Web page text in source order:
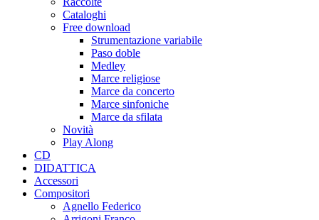
Cataloghi
Free download
Strumentazione variabile
Paso doble
Medley
Marce religiose
Marce da concerto
Marce sinfoniche
Marce da sfilata
Novità
Play Along
CD
DIDATTICA
Accessori
Compositori
Agnello Federico